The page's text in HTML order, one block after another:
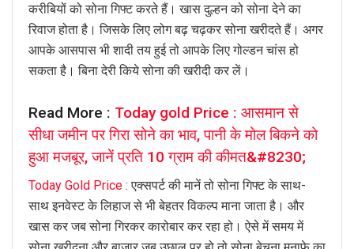
करीबियों को सोना गिफ्ट करते हैं। खास दुल्हन को सोना देने का
रिवाज होता है। जिसके लिए लोग बढ़ चढ़कर सोना खरीदते हैं। अगर
आपके आसपास भी शादी तय हुई तो आपके लिए गोल्डन चांस हो
सकता है। बिना देरी किये सोना की खरीदी कर लें।
Read More : Today gold Price : आसमान से
सीधा जमीन पर गिरा सोने का भाव, पानी के मोल बिकने को
हुआ मजबूर, जानें प्रति 10 ग्राम की कीमत&#8230;
Today Gold Price : एक्सपर्ट की मानें तो सोना गिफ्ट के साथ-
साथ इनवेस्ट के लिहाज से भी बेहतर विकल्प माना जाता है। और
खास कर जब सोना गिरकर कारोबार कर रहा हो। ऐसे में समय में